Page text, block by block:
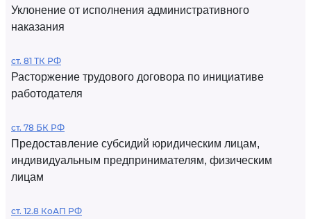
Уклонение от исполнения административного
наказания
ст. 81 ТК РФ
Расторжение трудового договора по инициативе
работодателя
ст. 78 БК РФ
Предоставление субсидий юридическим лицам,
индивидуальным предпринимателям, физическим
лицам
ст. 12.8 КоАП РФ